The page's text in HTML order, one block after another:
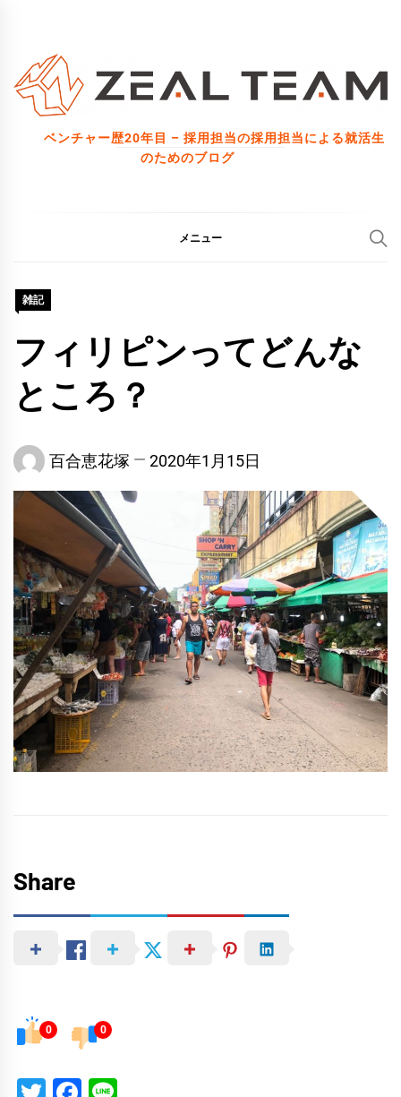
ン
ベンチャー歴20年目 – 採用担当の採用担当による就活生
のためのブログ
メニュー
雑記
フィリピンってどんな
ところ？
百合恵花塚 2020年1月15日
Share
0 0